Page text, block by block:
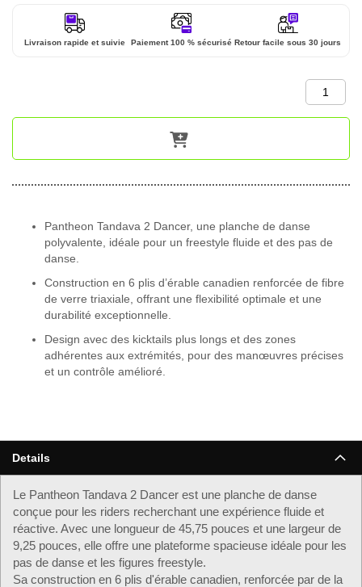
Livraison rapide et suivie Paiement 100 % sécurisé Retour facile sous 30 jours
Pantheon Tandava 2 Dancer, une planche de danse
polyvalente, idéale pour un freestyle fluide et des pas de
danse.
Construction en 6 plis d’érable canadien renforcée de fibre
de verre triaxiale, offrant une flexibilité optimale et une
durabilité exceptionnelle.
Design avec des kicktails plus longs et des zones
adhérentes aux extrémités, pour des manœuvres précises
et un contrôle amélioré.
Details
Le Pantheon Tandava 2 Dancer est une planche de danse
conçue pour les riders recherchant une expérience fluide et
réactive. Avec une longueur de 45,75 pouces et une largeur de
9,25 pouces, elle offre une plateforme spacieuse idéale pour les
pas de danse et les figures freestyle.
Sa construction en 6 plis d'érable canadien, renforcée par de la